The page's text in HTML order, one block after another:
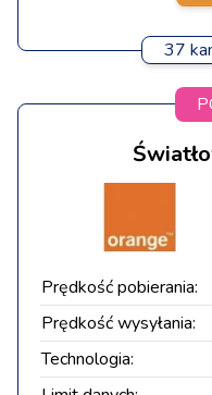
37
Prędkość pobierania:
Prędkość wysyłania:
Technologia: